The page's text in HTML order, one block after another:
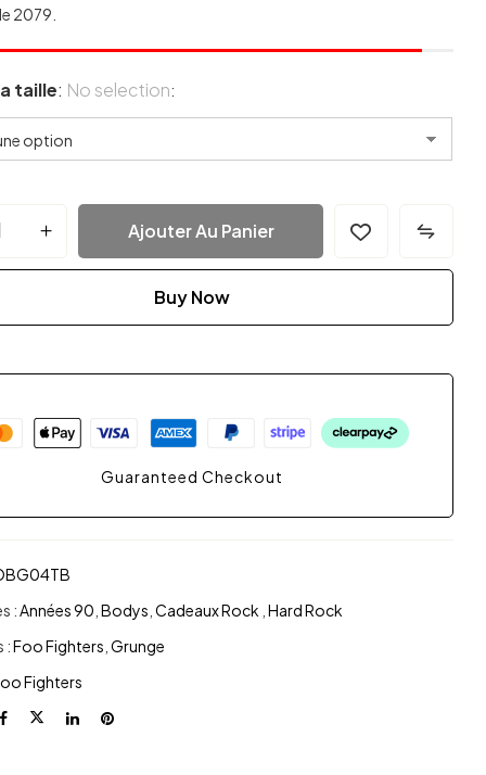
2079.
taille: No selection
Ajouter Au Panier
Buy Now
Guaranteed Checkout
:Années 90 ,Bodys ,Cadeaux Rock ,Hard Rock
:Foo Fighters ,Grunge
Fighters